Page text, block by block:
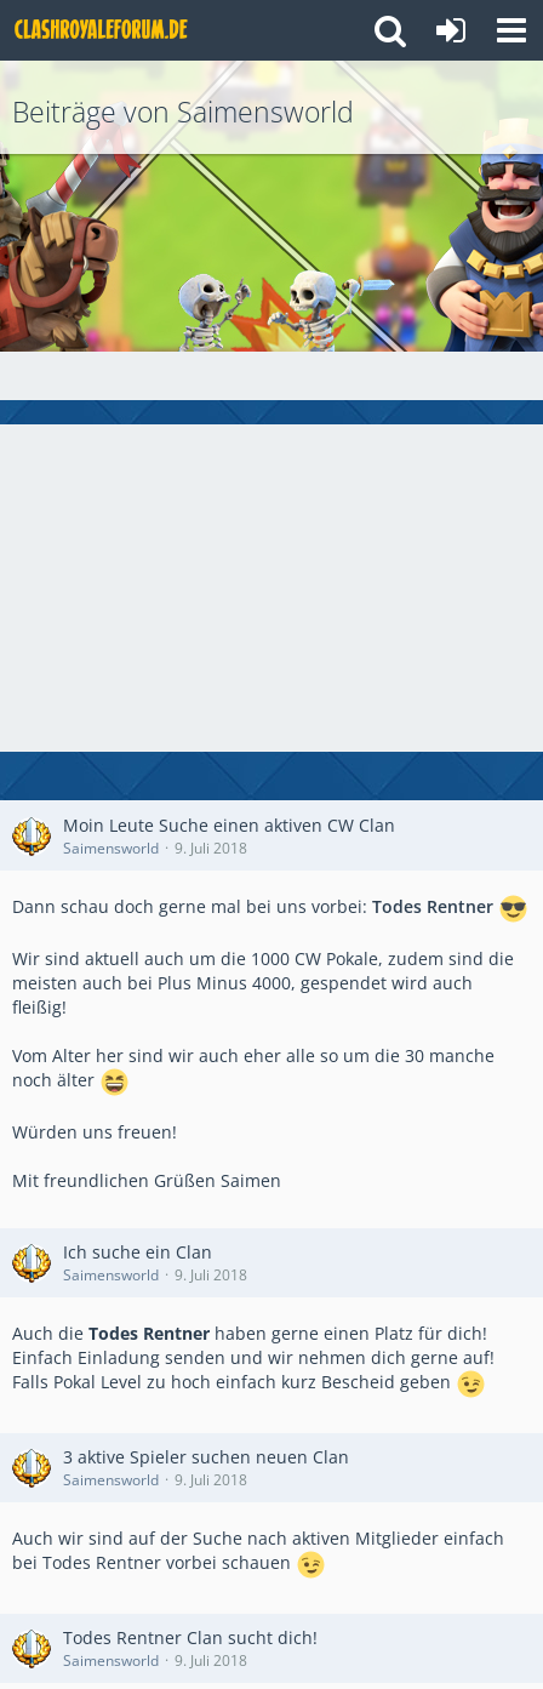
Beiträge von Saimensworld
Moin Leute Suche einen aktiven CW Clan
Saimensworld 9. Juli 2018
Dann schau doch gerne mal bei uns vorbei: Todes Rentner
Wir sind aktuell auch um die 1000 CW Pokale, zudem sind die
meisten auch bei Plus Minus 4000, gespendet wird auch
fleißig!
Vom Alter her sind wir auch eher alle so um die 30 manche
noch älter
Würden uns freuen!
Mit freundlichen Grüßen Saimen
Ich suche ein Clan
Saimensworld 9. Juli 2018
Auch die Todes Rentner haben gerne einen Platz für dich!
Einfach Einladung senden und wir nehmen dich gerne auf!
Falls Pokal Level zu hoch einfach kurz Bescheid geben
3 aktive Spieler suchen neuen Clan
Saimensworld 9. Juli 2018
Auch wir sind auf der Suche nach aktiven Mitglieder einfach
bei Todes Rentner vorbei schauen
Todes Rentner Clan sucht dich!
Saimensworld 9. Juli 2018